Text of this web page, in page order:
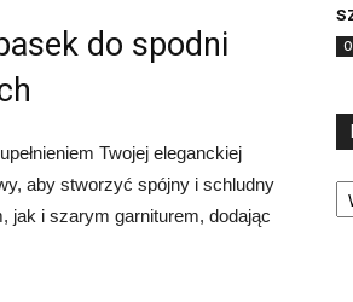
do spodni
Twojej eleganckiej
aby stworzyć spójny i schludny
jak i szarym garniturem, dodając